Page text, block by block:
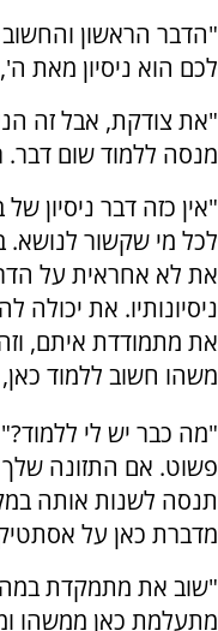
"הדבר הראשון
לכם הוא ניסיון מאת
"את צודקת, אבל זה
מנסה ללמוד שום דבר.
"אין כזה דבר ניסיון של
לכל מי שקשור לנושא.
את לא אחראית על
ניסיונותיו. את
את מתמודדת איתם,
משהו חשוב ללמוד
"מה כבר יש לי
פשוט. אם התזונה
תנסה לשנות אותה
מדברת כאן על
"שוב את מתמקדת במה
מתעלמת כאן ממשהו